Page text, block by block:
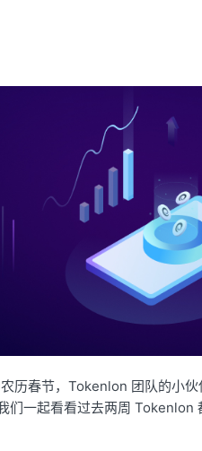
历春节，Tokenlon 团队的小
们一起看看过去两周 Tokenlon